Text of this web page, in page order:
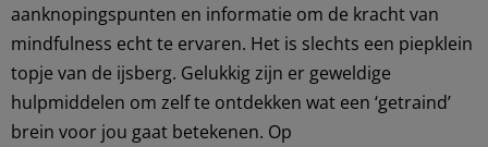
aanknopingspunten en informatie om de kracht van
mindfulness echt te ervaren. Het is slechts een piepklein
topje van de ijsberg. Gelukkig zijn er geweldige
hulpmiddelen om zelf te ontdekken wat een ‘getraind’
brein voor jou gaat betekenen. Op